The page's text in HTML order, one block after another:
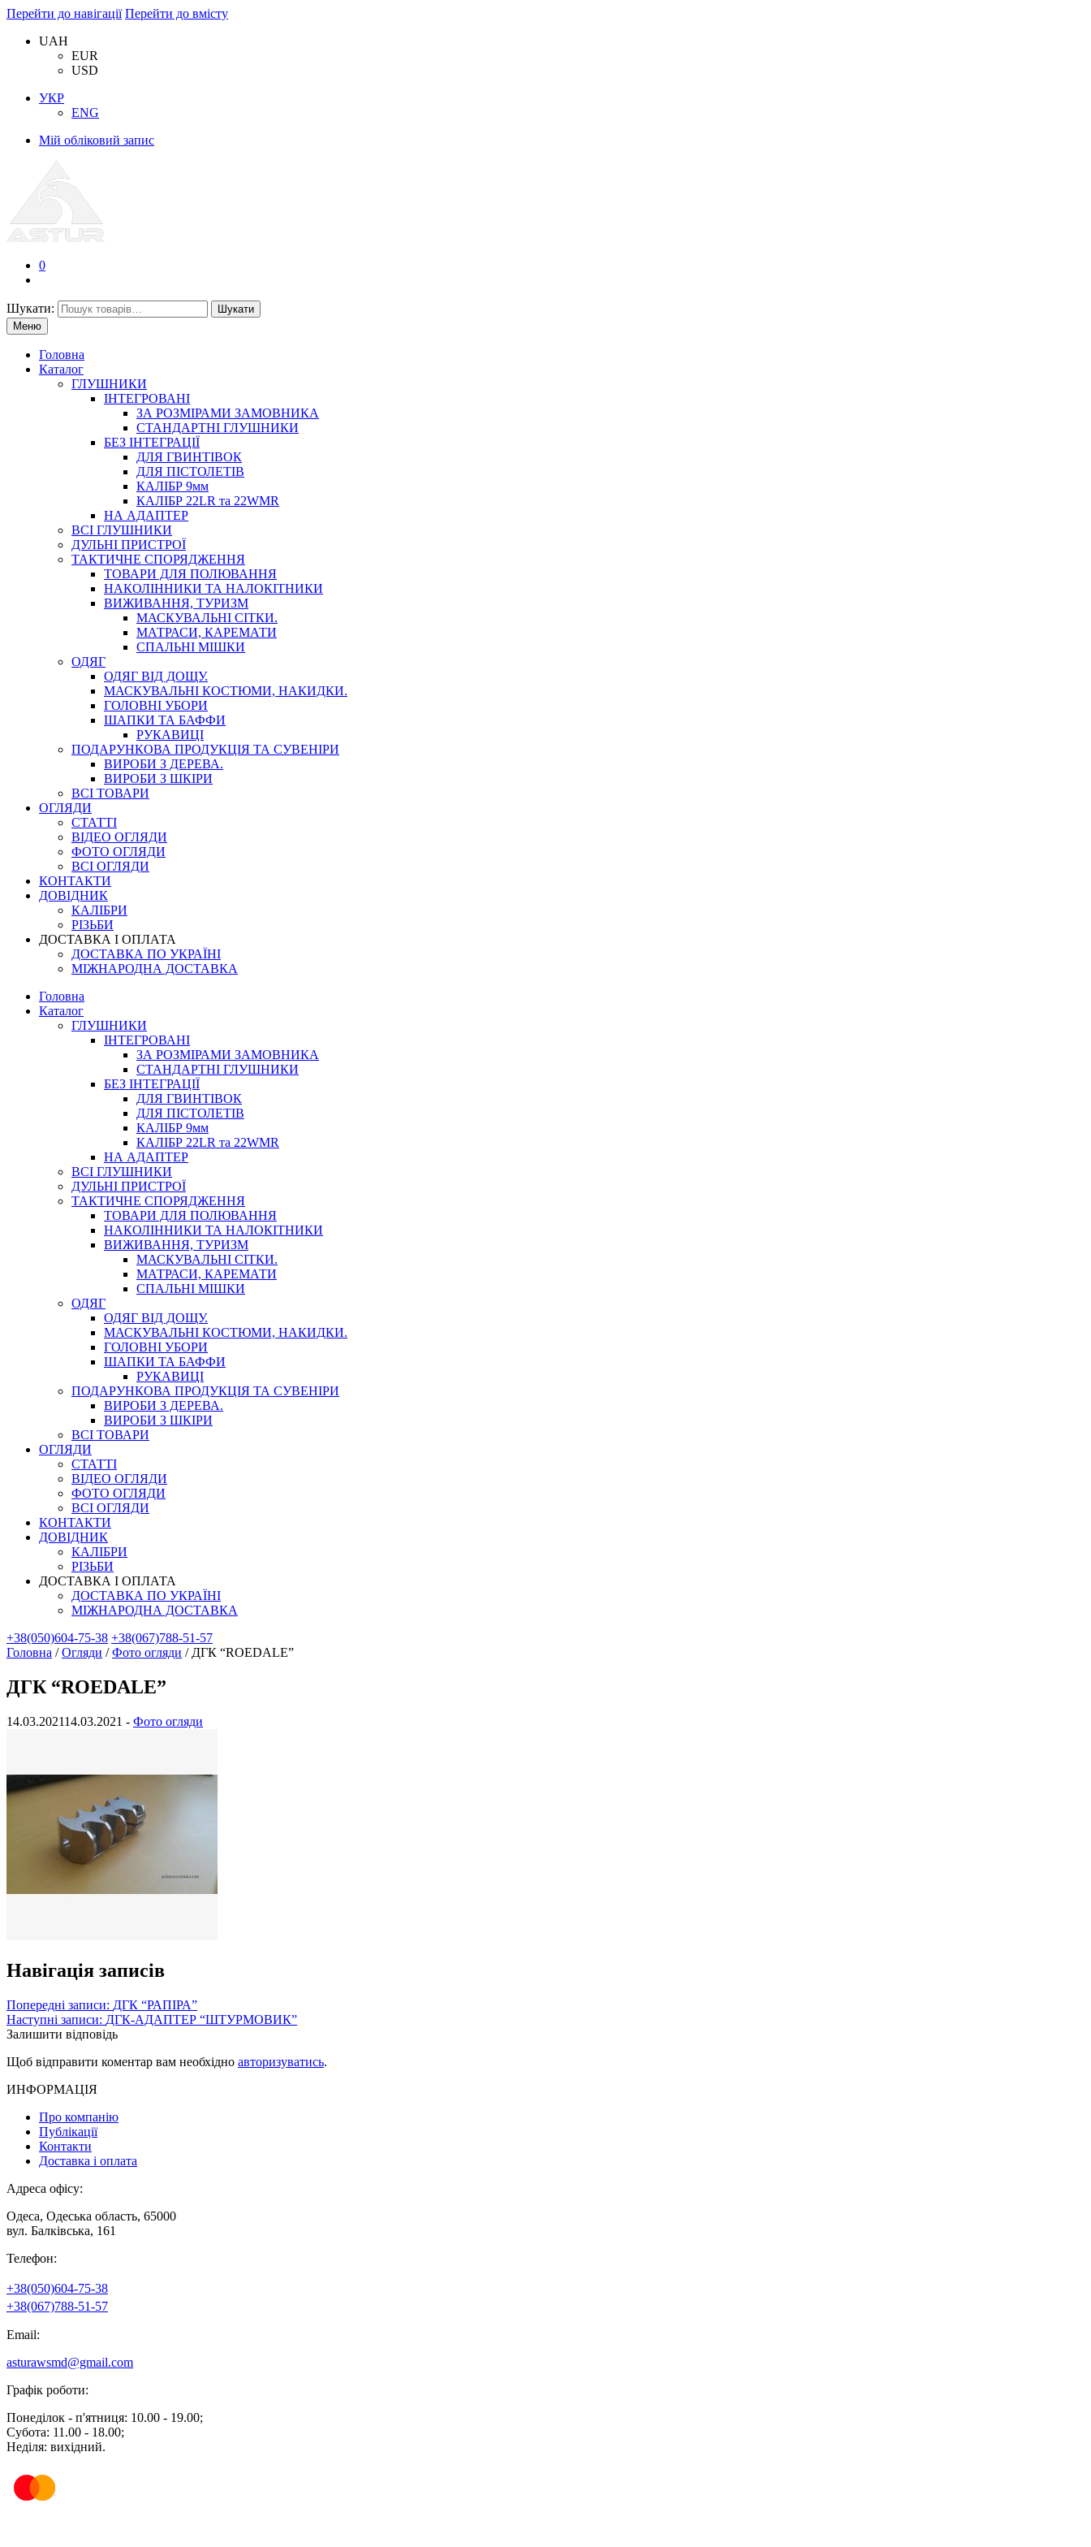
Перейти до навігації Перейти до вмісту
UAH
EUR
USD
УКР
ENG
Мій обліковий запис
0
Шукати:
Шукати
Меню
Головна
Каталог
ГЛУШНИКИ
ІНТЕГРОВАНІ
ЗА РОЗМІРАМИ ЗАМОВНИКА
СТАНДАРТНІ ГЛУШНИКИ
БЕЗ ІНТЕГРАЦІЇ
ДЛЯ ГВИНТІВОК
ДЛЯ ПІСТОЛЕТІВ
КАЛІБР 9мм
КАЛІБР 22LR та 22WMR
НА АДАПТЕР
ВСІ ГЛУШНИКИ
ДУЛЬНІ ПРИСТРОЇ
ТАКТИЧНЕ СПОРЯДЖЕННЯ
ТОВАРИ ДЛЯ ПОЛЮВАННЯ
НАКОЛІННИКИ ТА НАЛОКІТНИКИ
ВИЖИВАННЯ, ТУРИЗМ
МАСКУВАЛЬНІ СІТКИ.
МАТРАСИ, КАРЕМАТИ
СПАЛЬНІ МІШКИ
ОДЯГ
ОДЯГ ВІД ДОЩУ.
МАСКУВАЛЬНІ КОСТЮМИ, НАКИДКИ.
ГОЛОВНІ УБОРИ
ШАПКИ ТА БАФФИ
РУКАВИЦІ
ПОДАРУНКОВА ПРОДУКЦІЯ ТА СУВЕНІРИ
ВИРОБИ З ДЕРЕВА.
ВИРОБИ З ШКІРИ
ВСІ ТОВАРИ
ОГЛЯДИ
СТАТТІ
ВІДЕО ОГЛЯДИ
ФОТО ОГЛЯДИ
ВСІ ОГЛЯДИ
КОНТАКТИ
ДОВІДНИК
КАЛІБРИ
РІЗЬБИ
ДОСТАВКА І ОПЛАТА
ДОСТАВКА ПО УКРАЇНІ
МІЖНАРОДНА ДОСТАВКА
Головна
Каталог
ГЛУШНИКИ
ІНТЕГРОВАНІ
ЗА РОЗМІРАМИ ЗАМОВНИКА
СТАНДАРТНІ ГЛУШНИКИ
БЕЗ ІНТЕГРАЦІЇ
ДЛЯ ГВИНТІВОК
ДЛЯ ПІСТОЛЕТІВ
КАЛІБР 9мм
КАЛІБР 22LR та 22WMR
НА АДАПТЕР
ВСІ ГЛУШНИКИ
ДУЛЬНІ ПРИСТРОЇ
ТАКТИЧНЕ СПОРЯДЖЕННЯ
ТОВАРИ ДЛЯ ПОЛЮВАННЯ
НАКОЛІННИКИ ТА НАЛОКІТНИКИ
ВИЖИВАННЯ, ТУРИЗМ
МАСКУВАЛЬНІ СІТКИ.
МАТРАСИ, КАРЕМАТИ
СПАЛЬНІ МІШКИ
ОДЯГ
ОДЯГ ВІД ДОЩУ.
МАСКУВАЛЬНІ КОСТЮМИ, НАКИДКИ.
ГОЛОВНІ УБОРИ
ШАПКИ ТА БАФФИ
РУКАВИЦІ
ПОДАРУНКОВА ПРОДУКЦІЯ ТА СУВЕНІРИ
ВИРОБИ З ДЕРЕВА.
ВИРОБИ З ШКІРИ
ВСІ ТОВАРИ
ОГЛЯДИ
СТАТТІ
ВІДЕО ОГЛЯДИ
ФОТО ОГЛЯДИ
ВСІ ОГЛЯДИ
КОНТАКТИ
ДОВІДНИК
КАЛІБРИ
РІЗЬБИ
ДОСТАВКА І ОПЛАТА
ДОСТАВКА ПО УКРАЇНІ
МІЖНАРОДНА ДОСТАВКА
+38(050)604-75-38 +38(067)788-51-57
Головна /Огляди /Фото огляди / ДГК “ROEDALE”
ДГК “ROEDALE”
14.03.202114.03.2021 - Фото огляди
Навігація записів
Попередні записи: ДГК “РАПІРА”
Наступні записи: ДГК-АДАПТЕР “ШТУРМОВИК”
Залишити відповідь
Щоб відправити коментар вам необхідно авторизуватись.
ИНФОРМАЦІЯ
Про компанію
Публікації
Контакти
Доставка і оплата
Адреса офісу:
Одеса, Одеська область, 65000
вул. Балківська, 161
Телефон:
+38(050)604-75-38
+38(067)788-51-57
Email:
asturawsmd@gmail.com
Графік роботи:
Понеділок - п'ятниця: 10.00 - 19.00;
Субота: 11.00 - 18.00;
Неділя: вихідний.